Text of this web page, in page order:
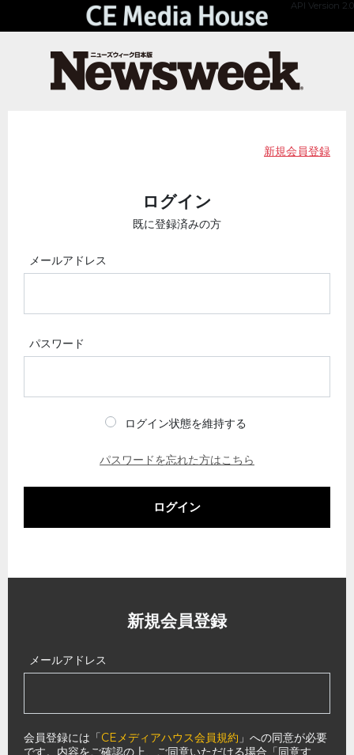
API Version 2.0
新規会員登録
ログイン
既に登録済みの方
メールアドレス
パスワード
ログイン状態を維持する
パスワードを忘れた方はこちら
ログイン
新規会員登録
メールアドレス
会員登録には「CEメディアハウス会員規約 」への同意が必要
です。内容をご確認の上、ご同意いただける場合「同意す